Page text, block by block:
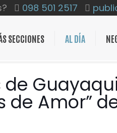
098 501 2517
SECCIONES AL DÍA
de
de Amor”